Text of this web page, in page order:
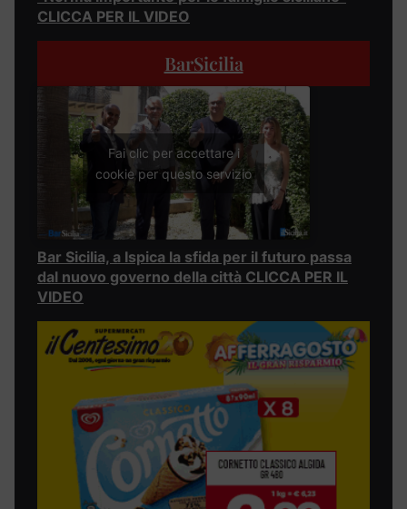
CLICCA PER IL VIDEO
BarSicilia
Fai clic per accettare i
cookie per questo servizio
Bar Sicilia, a Ispica la sfida per il futuro passa
dal nuovo governo della città CLICCA PER IL
VIDEO